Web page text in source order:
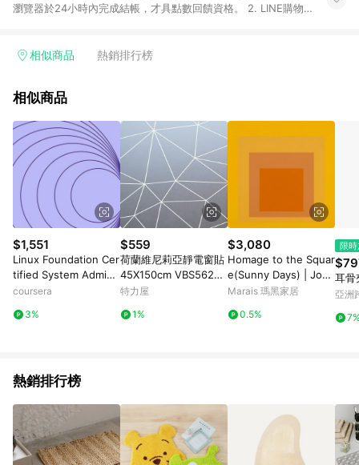
瀏覽器於24小時內完成結帳，才具點數回饋資格。 2. LINE購物
單，皆不在點數回饋範圍內。 3. 如購買以下類別商品，將無法獲
球嚴選、商城、專案商品、「草莓網」全館商品。 4. 如取消訂
回饋。 5. 點數回饋會扣除所有折扣優惠後之最終發票金額計算，
實際回饋請依LINE購物通知為主。 6. 訂單如有使用東森購物
ETMall站內之折扣優惠(包含但不限於東森幣、樂透金、東森現金
券等)，不具點數回饋資格。詳細請依東森購物ETMall之結帳頁面
顯示為準。 7. LINE購物設有「單一商品最高回饋點數」機制(特
殊活動時開放「回饋無上限」)，以同一訂單中同一商品不論件數
計算，並依訂單成立時間當下LINE購物所設定的回饋機制為準。
8. LINE購物為購物資訊整合性平台，商品資料更新會有時間差，
如顯示之商品規格、顏色、價位、贈品與東森購物ETMall銷售網
頁不符，以銷售網頁標示為準。 9. 若有贈點爭議，請務必於訂單
日期+180天以內至LINE購物客服洽詢；若超過180天(含)以上進
行申訴，恕無法贈點回饋。 10. 部分點數紅包僅限指定商品使
用，或不適用於無回饋商品。各點數紅包之適用商品與使用條件
相似商品 熱銷排行榜
相似商品
$1,551
Linux Foundation Cer
tified System Admini
strator (LFCS): Unit 3
coursera
3%
$559
荷蘭維尼莉亞靜電窗貼
45X150cm VBS56227
多邊形
特力屋
1%
$3,080
Homage to the Squar
e(Sunny Days) | Jose
f Albers - 銀色鋁框-中
Marais 瑪黑家居
0.5%
限
耳骨
亞洲
熱銷排行榜